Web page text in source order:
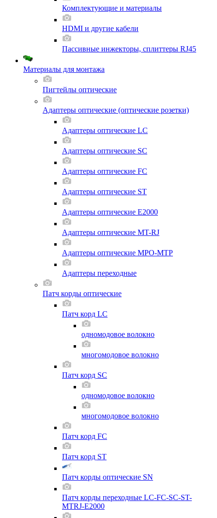
Комплектующие и материалы
HDMI и другие кабели
Пассивные инжекторы, сплиттеры RJ45
Материалы для монтажа
Пигтейлы оптические
Адаптеры оптические (оптические розетки)
Адаптеры оптические LC
Адаптеры оптические SC
Адаптеры оптические FC
Адаптеры оптические ST
Адаптеры оптические E2000
Адаптеры оптические MT-RJ
Адаптеры оптические MPO-MTP
Адаптеры переходные
Патч корды оптические
Патч корд LC
одномодовое волокно
многомодовое волокно
Патч корд SC
одномодовое волокно
многомодовое волокно
Патч корд FC
Патч корд ST
Патч корды оптические SN
Патч корды переходные LC-FC-SC-ST-
MTRJ-E2000